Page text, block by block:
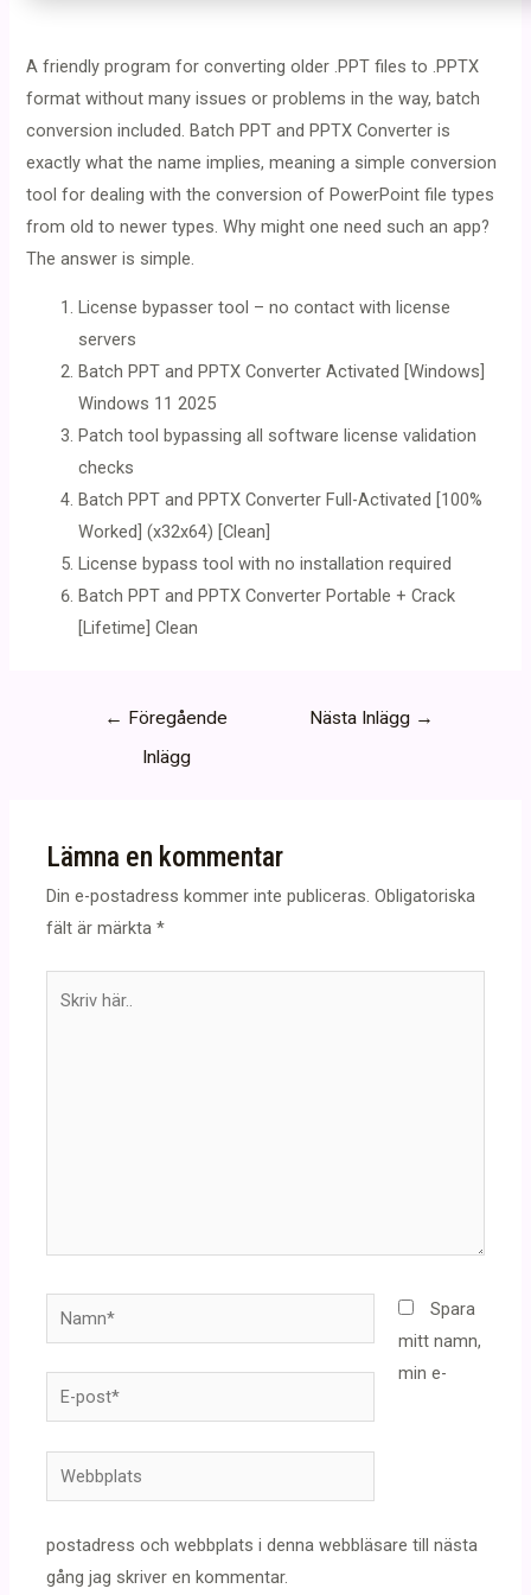
A friendly program for converting older .PPT files to .PPTX
format without many issues or problems in the way, batch
conversion included. Batch PPT and PPTX Converter is
exactly what the name implies, meaning a simple conversion
tool for dealing with the conversion of PowerPoint file types
from old to newer types. Why might one need such an app?
The answer is simple.
License bypasser tool – no contact with license
servers
Batch PPT and PPTX Converter Activated [Windows]
Windows 11 2025
Patch tool bypassing all software license validation
checks
Batch PPT and PPTX Converter Full-Activated [100%
Worked] (x32x64) [Clean]
License bypass tool with no installation required
Batch PPT and PPTX Converter Portable + Crack
[Lifetime] Clean
Inläggsnavigering
← Föregående
Inlägg
Nästa Inlägg →
Lämna en kommentar
Din e-postadress kommer inte publiceras. Obligatoriska
fält är märkta*
Namn*
E-
post*
Webbplats
Spara
mitt namn,
min e-
postadress och webbplats i denna webbläsare till nästa
gång jag skriver en kommentar.